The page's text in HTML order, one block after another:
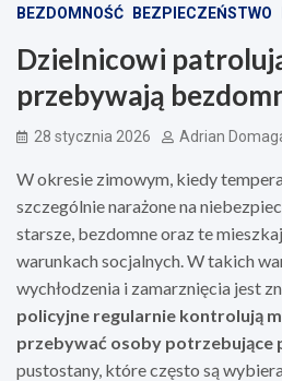
BEZDOMNOŚĆ BEZPIECZEŃSTWO
Dzielnicowi
przebywają
28 stycznia 2026 Adrian
W okresie zimowym, kiedy
szczególnie narażone na
starsze, bezdomne oraz te
warunkach socjalnych. W takich
wychłodzenia i zamarznięcia jest
policyjne regularnie kontrolują
przebywać osoby potrzebujące
pustostany, które często są